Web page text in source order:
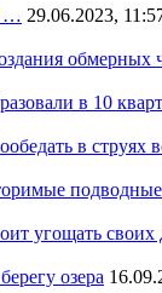
… 29.06.2023,
обмерных
в 10
в струях
угощать
озера